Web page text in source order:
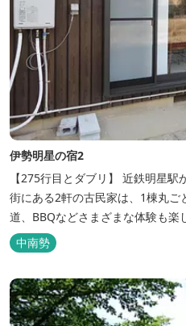
伊勢明星の宿2
【275行目とダブリ】 近鉄明星
街にある2軒の古民家は、1棟丸
道、BBQなどさまざまな体験も楽
中南勢